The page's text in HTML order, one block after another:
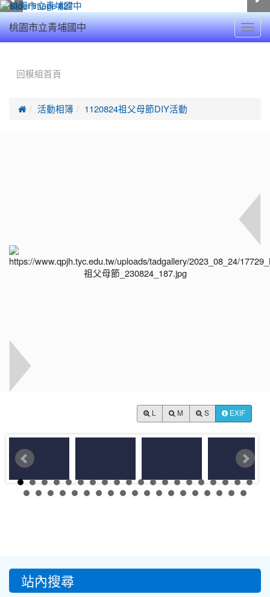
桃園市立青埔國中
回模組首頁
 活動相簿 1120824祖父母節DIY活動
M S EXIF
::: 站內搜尋